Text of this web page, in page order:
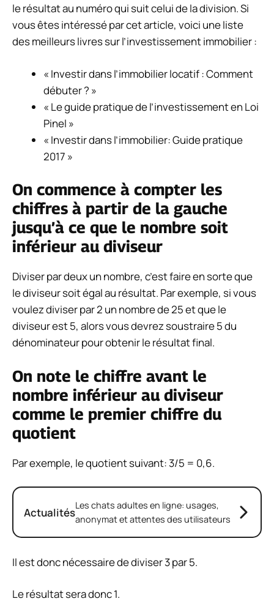
le résultat au numéro qui suit celui de la division. Si
vous êtes intéressé par cet article, voici une liste
des meilleurs livres sur l’investissement immobilier :
« Investir dans l’immobilier locatif : Comment
débuter ? »
« Le guide pratique de l’investissement en Loi
Pinel »
« Investir dans l’immobilier: Guide pratique
2017 »
On commence à compter les
chiffres à partir de la gauche
jusqu’à ce que le nombre soit
inférieur au diviseur
Diviser par deux un nombre, c’est faire en sorte que
le diviseur soit égal au résultat. Par exemple, si vous
voulez diviser par 2 un nombre de 25 et que le
diviseur est 5, alors vous devrez soustraire 5 du
dénominateur pour obtenir le résultat final.
On note le chiffre avant le
nombre inférieur au diviseur
comme le premier chiffre du
quotient
Par exemple, le quotient suivant: 3/5 = 0,6.
ActualitésLes chats adultes en ligne: usages,
anonymat et attentes des utilisateurs
Il est donc nécessaire de diviser 3 par 5.
Le résultat sera donc 1.